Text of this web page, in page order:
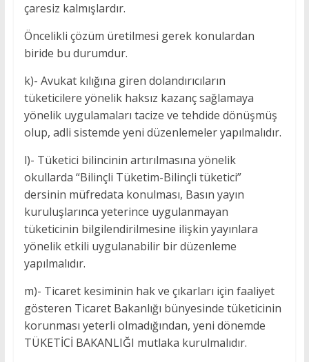
çaresiz kalmışlardır.
Öncelikli çözüm üretilmesi gerek konulardan
biride bu durumdur.
k)- Avukat kılığına giren dolandırıcıların
tüketicilere yönelik haksız kazanç sağlamaya
yönelik uygulamaları tacize ve tehdide dönüşmüş
olup, adli sistemde yeni düzenlemeler yapılmalıdır.
l)- Tüketici bilincinin artırılmasına yönelik
okullarda “Bilinçli Tüketim-Bilinçli tüketici”
dersinin müfredata konulması, Basın yayın
kuruluşlarınca yeterince uygulanmayan
tüketicinin bilgilendirilmesine ilişkin yayınlara
yönelik etkili uygulanabilir bir düzenleme
yapılmalıdır.
m)- Ticaret kesiminin hak ve çıkarları için faaliyet
gösteren Ticaret Bakanlığı bünyesinde tüketicinin
korunması yeterli olmadığından, yeni dönemde
TÜKETİCİ BAKANLIĞI mutlaka kurulmalıdır.